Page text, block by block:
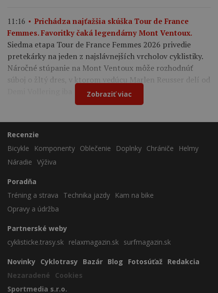
11:16
Prichádza najťažšia skúška Tour de France
Femmes. Favoritky čaká legendárny Mont Ventoux.
Siedma etapa Tour de France Femmes 2026 privedie
pretekárky na jeden z najslávnejších vrcholov cyklistiky.
Náročné stúpanie na Mont Ventoux môže rozhodnúť
súboj o žltý dres, v ktorom vedúcu Marlen Reusser delí od
Demi Vollering iba 12 sekúnd.
Zobraziť viac
Recenzie
Bicykle
Komponenty Oblečenie Doplnky Chrániče
Helmy
Náradie Výživa
Poradňa
Tréning a strava
Technika jazdy
Kam na bike
Opravy a údržba
Partnerské weby
cyklisticke.trasy.sk relaxmagazin.sk surfmagazin.sk
Novinky Cyklotrasy Bazár Blog Fotosúťaž Redakcia
Nezaradené
Cookies
Sportmedia s.r.o.